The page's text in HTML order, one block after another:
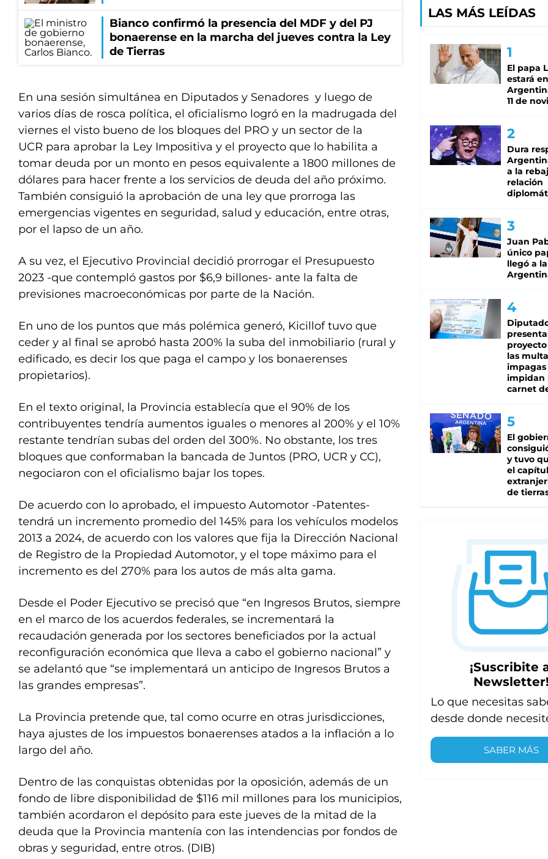
Bianco confirmó la presencia del MDF y del PJ
bonaerense en la marcha del jueves contra la Ley
de Tierras
En una sesión simultánea en Diputados y Senadores y luego de
varios días de rosca política, el oficialismo logró en la madrugada del
viernes el visto bueno de los bloques del PRO y un sector de la
UCR para aprobar la Ley Impositiva y el proyecto que lo habilita a
tomar deuda por un monto en pesos equivalente a 1800 millones de
dólares para hacer frente a los servicios de deuda del año próximo.
También consiguió la aprobación de una ley que prorroga las
emergencias vigentes en seguridad, salud y educación, entre otras,
por el lapso de un año.
A su vez, el Ejecutivo Provincial decidió prorrogar el Presupuesto
2023 -que contempló gastos por $6,9 billones- ante la falta de
previsiones macroeconómicas por parte de la Nación.
En uno de los puntos que más polémica generó, Kicillof tuvo que
ceder y al final se aprobó hasta 200% la suba del inmobiliario (rural y
edificado, es decir los que paga el campo y los bonaerenses
propietarios).
En el texto original, la Provincia establecía que el 90% de los
contribuyentes tendría aumentos iguales o menores al 200% y el 10%
restante tendrían subas del orden del 300%. No obstante, los tres
bloques que conformaban la bancada de Juntos (PRO, UCR y CC),
negociaron con el oficialismo bajar los topes.
De acuerdo con lo aprobado, el impuesto Automotor -Patentes-
tendrá un incremento promedio del 145% para los vehículos modelos
2013 a 2024, de acuerdo con los valores que fija la Dirección Nacional
de Registro de la Propiedad Automotor, y el tope máximo para el
incremento es del 270% para los autos de más alta gama.
Desde el Poder Ejecutivo se precisó que “en Ingresos Brutos, siempre
en el marco de los acuerdos federales, se incrementará la
recaudación generada por los sectores beneficiados por la actual
reconfiguración económica que lleva a cabo el gobierno nacional” y
se adelantó que “se implementará un anticipo de Ingresos Brutos a
las grandes empresas”.
La Provincia pretende que, tal como ocurre en otras jurisdicciones,
haya ajustes de los impuestos bonaerenses atados a la inflación a lo
largo del año.
Dentro de las conquistas obtenidas por la oposición, además de un
fondo de libre disponibilidad de $116 mil millones para los municipios,
también acordaron el depósito para este jueves de la mitad de la
deuda que la Provincia mantenía con las intendencias por fondos de
obras y seguridad, entre otros. (DIB)
LAS MÁS LEÍDAS
El papa
estará
11 de
Dura
a la
relación
Juan
único
llegó a la
las
impagas
impidan
carnet
El
y tuvo
el
de
¡Suscribite
Newsletter!
Lo que necesitas
desde donde
SABER MÁS